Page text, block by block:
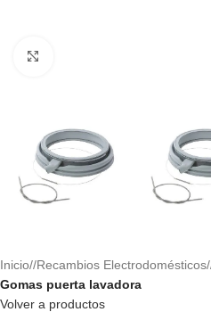
Inicio/ Recambios Electrodomésticos/
Gomas puerta lavadora
Volver a productos